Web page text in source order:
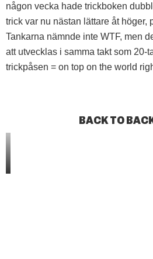
någon vecka hade trickboken
trick var nu nästan lättare åt höger,
Tankarna nämnde inte WTF, men
att utvecklas i samma takt som 20-
trickpåsen = on top on the world
BACK TO